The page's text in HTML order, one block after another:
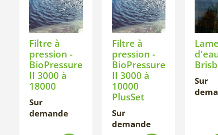
Filtre à
pression -
BioPressure
II 3000 à
18000
Sur
demande
Filtre à
pression -
BioPressure
II 3000 à
10000
PlusSet
Sur
demande
Sur